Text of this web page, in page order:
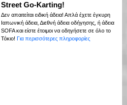
Street Go-Karting!
Δεν απαιτείται ειδική άδεια! Απλά έχετε έγκυρη
Ιαπωνική άδεια, Διεθνή άδεια οδήγησης, ή άδεια
SOFA και είστε έτοιμοι να οδηγήσετε σε όλο το
Τόκιο! Για περισσότερες πληροφορίες